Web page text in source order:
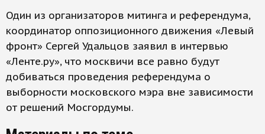
Один из организаторов митинга и референдума,
координатор оппозиционного движения «Левый
фронт» Сергей Удальцов заявил в интервью
«Ленте.ру», что москвичи все равно будут
добиваться проведения референдума о
выборности московского мэра вне зависимости
от решений Мосгордумы.